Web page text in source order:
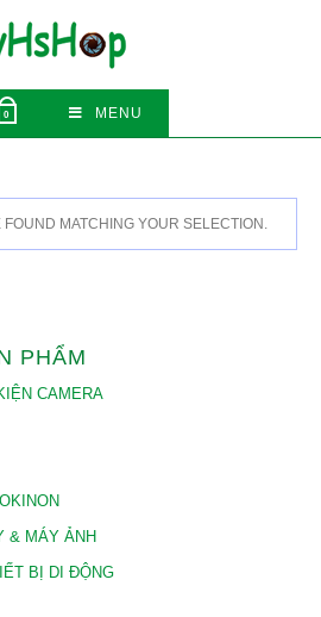
0 MENU
MATCHING YOUR SELECTION.
PHẨM
CAMERA
& MÁY ẢNH
BỊ DI ĐỘNG